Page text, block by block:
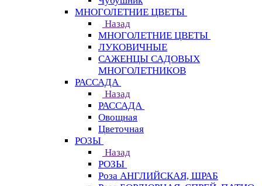
МНОГОЛЕТНИЕ ЦВЕТЫ
Назад
МНОГОЛЕТНИЕ ЦВЕТЫ
ЛУКОВИЧНЫЕ
САЖЕНЦЫ САДОВЫХ
МНОГОЛЕТНИКОВ
РАССАДА
Назад
РАССАДА
Овощная
Цветочная
РОЗЫ
Назад
РОЗЫ
Роза АНГЛИЙСКАЯ, ШРАБ